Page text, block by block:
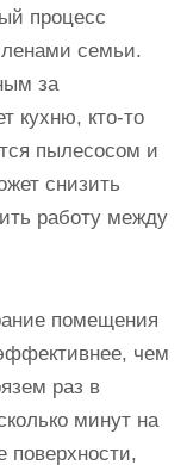
процесс
семьи.
за
кухню, кто-то
пылесосом и
снизить
работу между
помещения
чем
раз в
минут на
поверхности,